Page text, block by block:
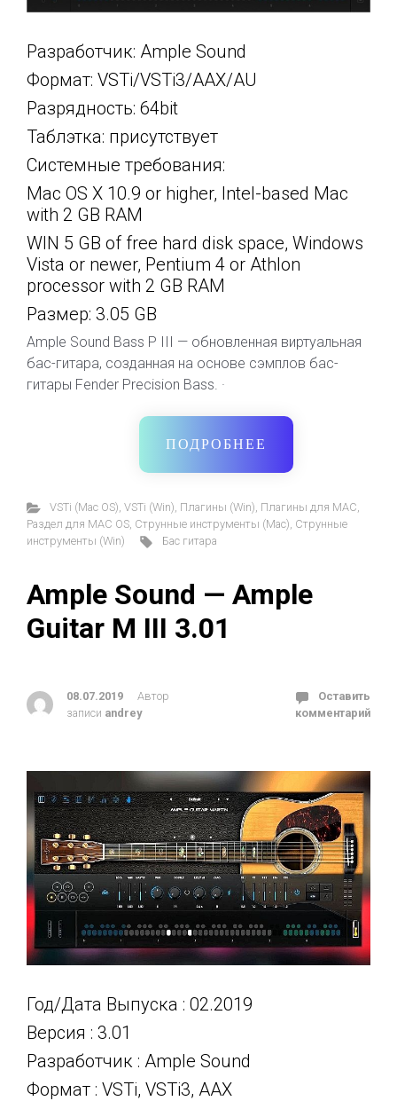
Разработчик: Ample Sound
Формат: VSTi/VSTi3/AAX/AU
Разрядность: 64bit
Таблэтка: присутствует
Системные требования:
Mac OS X 10.9 or higher, Intel-based Mac
with 2 GB RAM
WIN 5 GB of free hard disk space, Windows
Vista or newer, Pentium 4 or Athlon
processor with 2 GB RAM
Размер: 3.05 GB
Ample Sound Bass P III — обновленная виртуальная
бас-гитара, созданная на основе сэмплов бас-
гитары Fender Precision Bass. ·
ПОДРОБНЕЕ
VSTi (Mac OS), VSTi (Win), Плагины (Win), Плагины для MAC,
Раздел для MAC OS, Струнные инструменты (Mac), Струнные
инструменты (Win)
Бас гитара
Ample Sound — Ample
Guitar M III 3.01
08.07.2019
Автор
записи andrey
Оставить
комментарий
Год/Дата Выпуска : 02.2019
Версия : 3.01
Разработчик : Ample Sound
Формат : VSTi, VSTi3, AAX